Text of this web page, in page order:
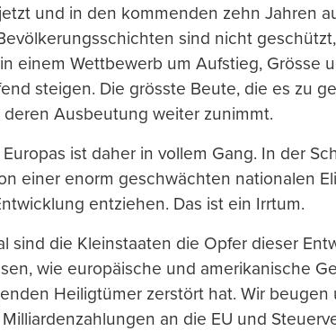
und in den kommenden zehn Jahren
sind nicht
einem Wettbewerb um Aufstieg, Grösse
steigen. Die grösste Beute, die es zu
deren Ausbeutung weiter zunimmt.
ist daher in vollem Gang. In der
einer enorm geschwächten nationalen
entziehen. Das ist ein Irrtum.
sind die Kleinstaaten die Opfer dieser
wie europäische und amerikanische
Heiligtümer zerstört hat. Wir beugen
Milliardenzahlungen an die EU und